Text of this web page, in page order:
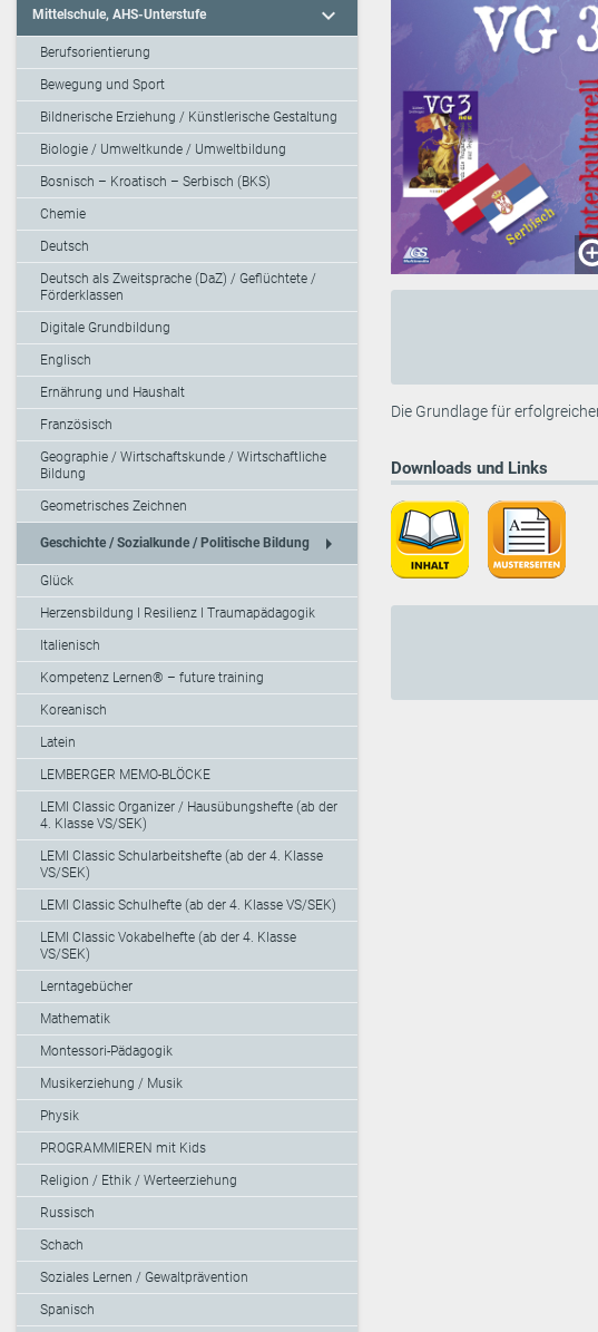
Mittelschule, AHS-Unterstufe expand_more
Berufsorientierung
Bewegung und Sport
Bildnerische Erziehung / Künstlerische Gestaltung
Biologie / Umweltkunde / Umweltbildung
Bosnisch – Kroatisch – Serbisch (BKS)
Chemie
Deutsch
Deutsch als Zweitsprache (DaZ) / Geflüchtete /
Förderklassen
Digitale Grundbildung
Englisch
Ernährung und Haushalt
Französisch
Geographie / Wirtschaftskunde / Wirtschaftliche
Bildung
Geometrisches Zeichnen
Geschichte / Sozialkunde / Politische Bildung arrow_right
Glück
Herzensbildung I Resilienz I Traumapädagogik
Italienisch
Kompetenz Lernen® – future training
Koreanisch
Latein
LEMBERGER MEMO-BLÖCKE
LEMI Classic Organizer / Hausübungshefte (ab der
4. Klasse VS/SEK)
LEMI Classic Schularbeitshefte (ab der 4. Klasse
VS/SEK)
LEMI Classic Schulhefte (ab der 4. Klasse VS/SEK)
LEMI Classic Vokabelhefte (ab der 4. Klasse
VS/SEK)
Lerntagebücher
Mathematik
Montessori-Pädagogik
Musikerziehung / Musik
Physik
PROGRAMMIEREN mit Kids
Religion / Ethik / Werteerziehung
Russisch
Schach
Soziales Lernen / Gewaltprävention
Spanisch
Die Grundlage für
Downloads und Links